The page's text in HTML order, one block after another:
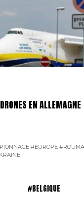
EN ALLEMAGNE
#EUROPE
#BELGIQUE